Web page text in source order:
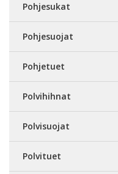
Pohjesukat
Pohjesuojat
Pohjetuet
Polvihihnat
Polvisuojat
Polvituet